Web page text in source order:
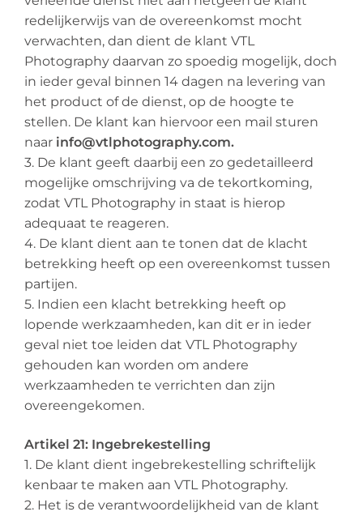
redelijkerwijs van de overeenkomst mocht
verwachten, dan dient de klant VTL
Photography daarvan zo spoedig mogelijk, doch
in ieder geval binnen 14 dagen na levering van
het product of de dienst, op de hoogte te
stellen. De klant kan hiervoor een mail sturen
naar info@vtlphotography.com.
3. De klant geeft daarbij een zo gedetailleerd
mogelijke omschrijving va de tekortkoming,
zodat VTL Photography in staat is hierop
adequaat te reageren.
4. De klant dient aan te tonen dat de klacht
betrekking heeft op een overeenkomst tussen
partijen.
5. Indien een klacht betrekking heeft op
lopende werkzaamheden, kan dit er in ieder
geval niet toe leiden dat VTL Photography
gehouden kan worden om andere
werkzaamheden te verrichten dan zijn
overeengekomen.
Artikel 21: Ingebrekestelling
1. De klant dient ingebrekestelling schriftelijk
kenbaar te maken aan VTL Photography.
2. Het is de verantwoordelijkheid van de klant